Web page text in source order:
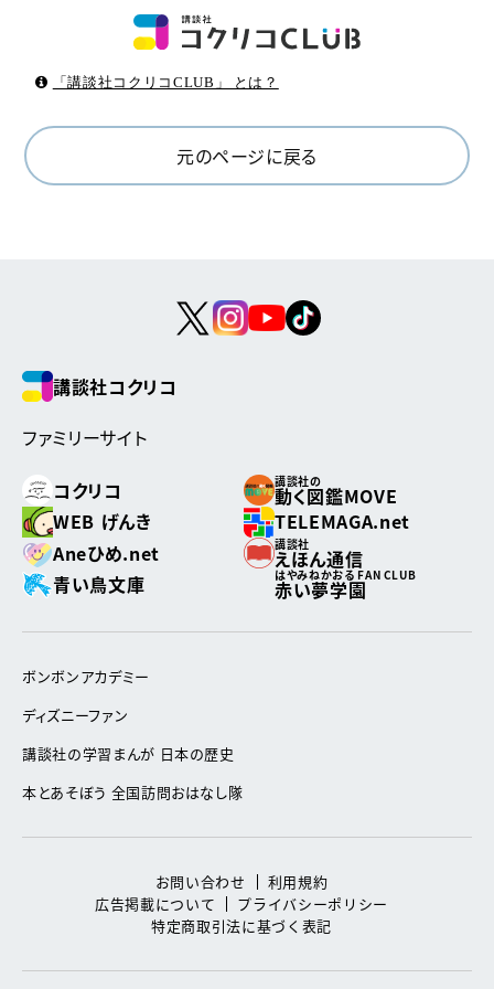
「講談社コクリコCLUB」 とは？
元のページに戻る
講談社コクリコ
ファミリーサイト
コクリコ
講談社の
動く図鑑MOVE
WEB げんき
TELEMAGA.net
Aneひめ.net
講談社
えほん通信
青い鳥文庫
はやみねかおる FAN CLUB
赤い夢学園
ボンボンアカデミー
ディズニーファン
講談社の学習まんが 日本の歴史
本とあそぼう 全国訪問おはなし隊
お問い合わせ
利用規約
広告掲載について
プライバシーポリシー
特定商取引法に基づく表記